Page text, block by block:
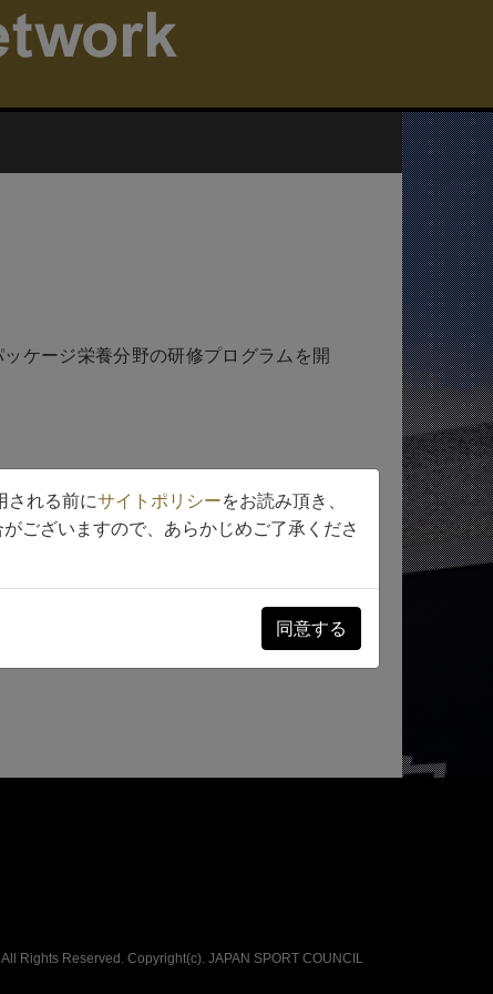
ケージ栄養分野の研修プログラムを開
All Rights Reserved. Copyright(c). JAPAN SPORT COUNCIL
される前にサイトポリシーをお読み頂き、
ございますので、あらかじめご了承くださ
同意する